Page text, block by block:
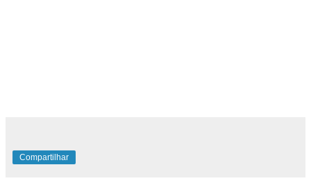
Compartilhar